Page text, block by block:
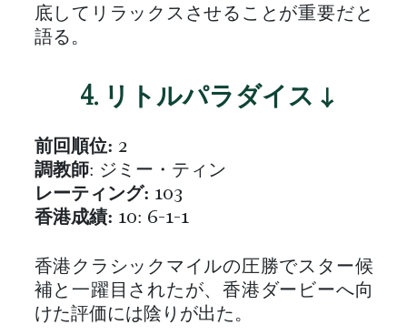
底してリラックスさせることが重要だと
語る。
4. リトルパラダイス ↓
前回順位: 2
調教師: ジミー・ティン
レーティング: 103
香港成績: 10: 6-1-1
香港クラシックマイルの圧勝でスター候
補と一躍目されたが、香港ダービーへ向
けた評価には陰りが出た。